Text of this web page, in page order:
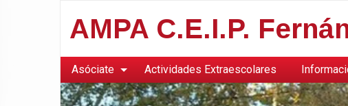
AMPA C.E.I.P.
Asóciate Actividades Extraescolares